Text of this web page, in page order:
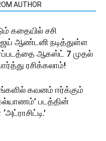
AUTHOR
கதையில் சசி
ஆண்டனி நடித்துள்ள
ஆகஸ்ட் 7 முதல்
ரசிக்கலாம்!
கவனம் ஈர்க்கும்
கல்யாணம்’ படத்தின்